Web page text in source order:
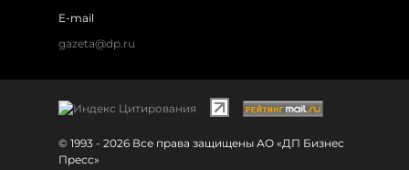
E-mail
gazeta@dp.ru
© 1993 - 2026 Все права защищены АО «ДП Бизнес
Пресс»